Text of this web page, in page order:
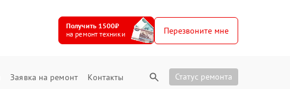
Получить 1500₽
на ремонт техники
Перезвоните мне
Заявка на ремонт Контакты Статус ремонта